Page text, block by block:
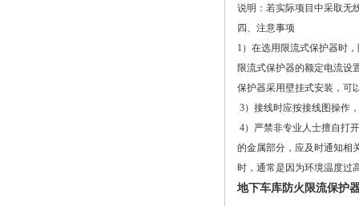
说明：若实际项目中采取
四、注意事项
1）在选用限流式保护器时
限流式保护器的额定电流设
保护器采用壁挂式安装，可
3）接线时应按接线图操作
4）严禁非专业人士擅自打
的金属部分，应及时通知相
时，通常是因为环境温度过
地下车库防火限流保护